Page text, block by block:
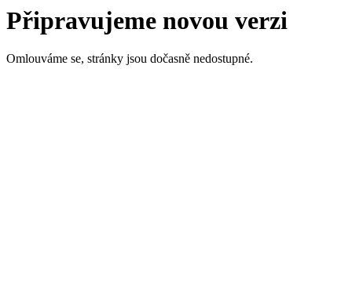
Připravujeme novou verzi
Omlouváme se, stránky jsou dočasně nedostupné.